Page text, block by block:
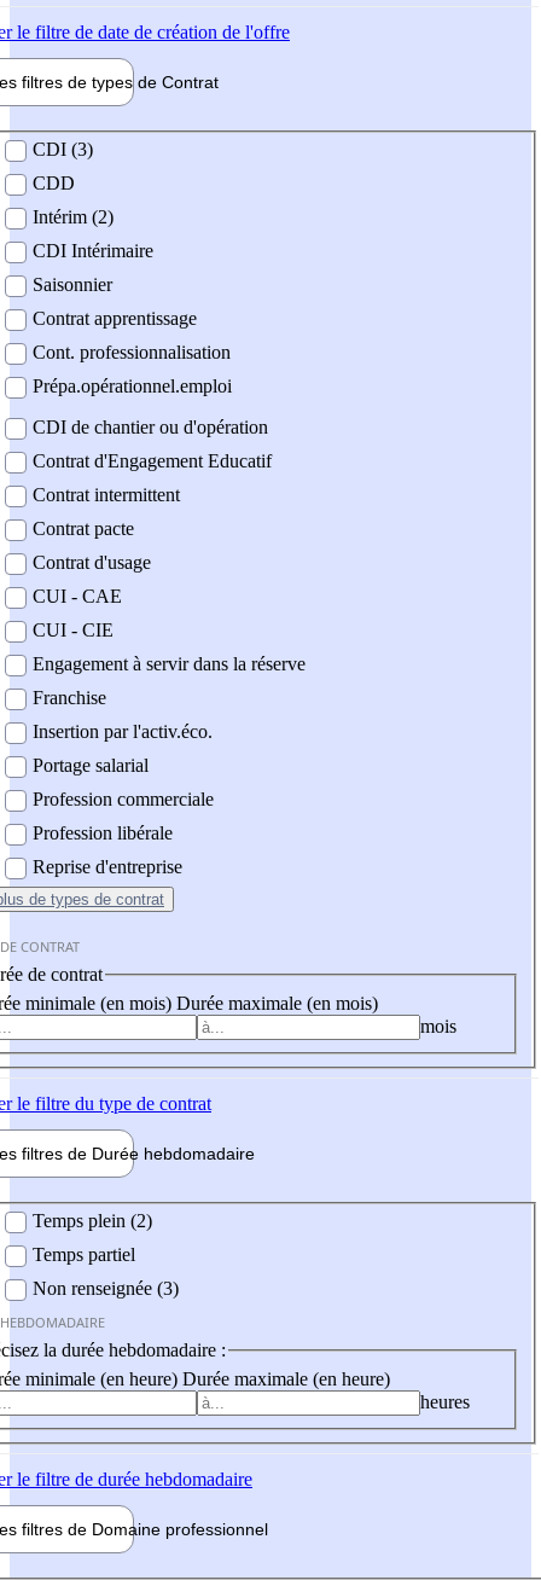
le filtre de date de création de l'offre
filtres de types de Contrat
contrat
CDI (3)
CDD
Intérim (2)
CDI Intérimaire
Saisonnier
Contrat apprentissage
Cont. professionnalisation
Prépa.opérationnel.emploi
CDI de chantier ou d'opération
Contrat d'Engagement Educatif
Contrat intermittent
Contrat pacte
Contrat d'usage
CUI - CAE
CUI - CIE
Engagement à servir dans la réserve
Franchise
Insertion par l'activ.éco.
Portage salarial
Profession commerciale
Profession libérale
Reprise d'entreprise
de types de contrat
CONTRAT
de contrat
minimale (en mois) Durée maximale (en mois)
mois
le filtre du type de contrat
filtres de Durée hebdomadaire
Temps plein (2)
Temps partiel
Non renseignée (3)
la durée hebdomadaire :
minimale (en heure) Durée maximale (en heure)
heures
le filtre de durée hebdomadaire
filtres de Domaine professionnel